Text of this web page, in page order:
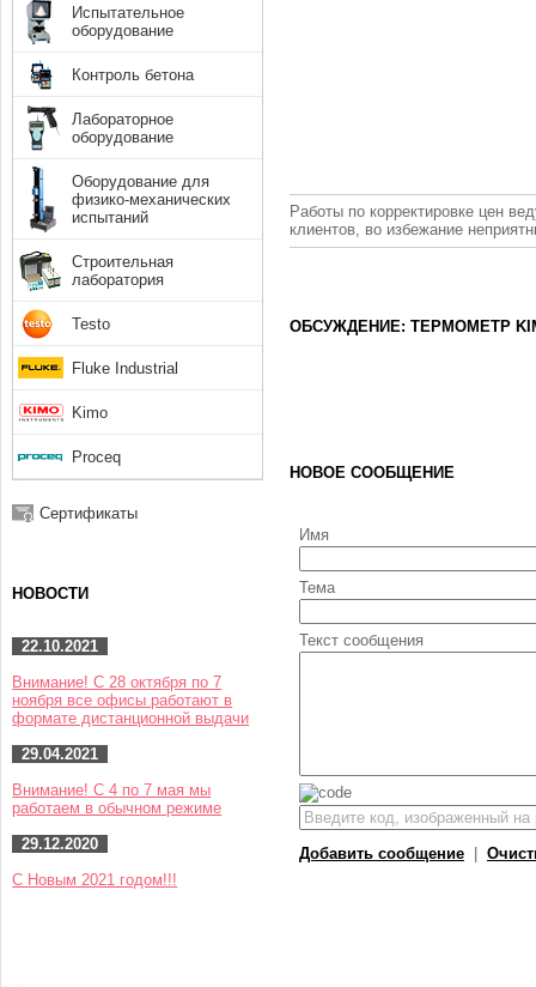
Работы по корректировке цен
клиентов, во избежание
ОБСУЖДЕНИЕ: ТЕРМОМЕТР
НОВОЕ СООБЩЕНИЕ
Имя
Тема
Текст сообщения
Добавить сообщение
Испытательное
оборудование
Контроль бетона
Лабораторное
оборудование
Оборудование для
физико-механических
испытаний
Строительная
лаборатория
Testo
Fluke Industrial
Kimo
Proceq
Сертификаты
НОВОСТИ
22.10.2021
Внимание! С 28 октября по 7
ноября все офисы работают в
формате дистанционной выдачи
29.04.2021
Внимание! С 4 по 7 мая мы
работаем в обычном режиме
29.12.2020
С Новым 2021 годом!!!